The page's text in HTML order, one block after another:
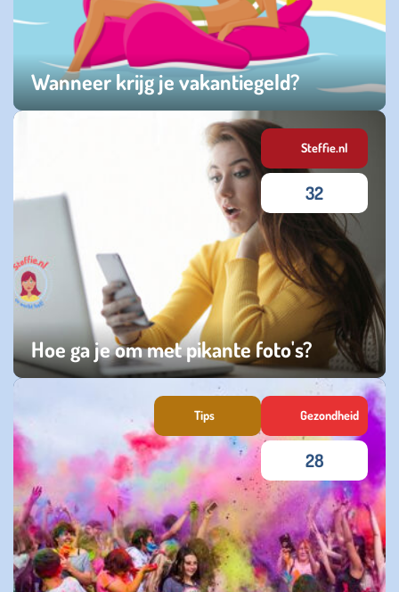
Wanneer krijg je vakantiegeld?
maandag 18 mei 2026
Hoe ga je om met pikante foto's?
woensdag 07 januari 2026
Steffie.nl
32
Tips Gezondheid
28